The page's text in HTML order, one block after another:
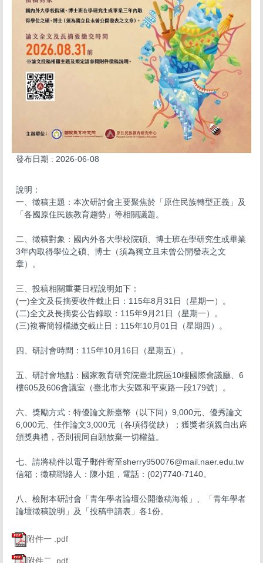
發布日期 : 2026-06-08
說明：​
​​一、​​​徵稿主題：本次研討會主要聚焦於「原住民族轉型正義」及
「各國原住民族教育趨勢」等相關議題。
​​二、​​​徵稿對象：國內外各大學校院碩、博士班在學研究生或畢業
3年內取得學位之碩、博士（須為獨立且未曾公開發表之文
章）。
​​三、​​​投稿相關重要日程說明如下：
​​(一)​​​全文及長摘要收件截止日：115年8月31日（星期一）。
​​(二)​​​全文及長摘要公告錄取：115年9月21日（星期一）。
​​(三)​​​複審簡報檔繳交截止日：115年10月01日（星期四）。
​​四、​​​研討會時間：115年10月16日（星期五）。
​​五、​​​研討會地點：國家教育研究院臺北院區10樓國際會議廳、6
樓605及606會議室（臺北市大安區和平東路一段179號）。
​​六、​​​獎勵方式：特優論文新臺幣（以下同）9,000元、優秀論文
6,000元、佳作論文3,000元（各項得從缺）；獲獎者須親自出席
頒獎典禮，否則視同自願放棄一切權益。
​​七、​​​請將稿件以電子郵件寄至sherry950076@mail.naer.edu.tw
信箱；徵稿聯絡人：陳小姐，電話：(02)7740-7140。
​​八、​​​檢附本研討會「青年學者論壇公開徵稿海報」、「青年學者
論壇徵稿說明」及「投稿申請表」各1份。
附件一 .pdf
附件二 .pdf